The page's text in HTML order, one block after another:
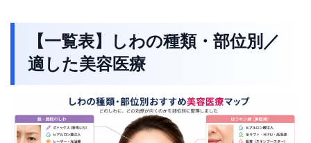
【一覧表】しわの種類・部位別／
適した美容医療